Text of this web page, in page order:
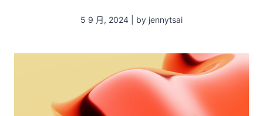
5 9 月, 2024 | by jennytsai